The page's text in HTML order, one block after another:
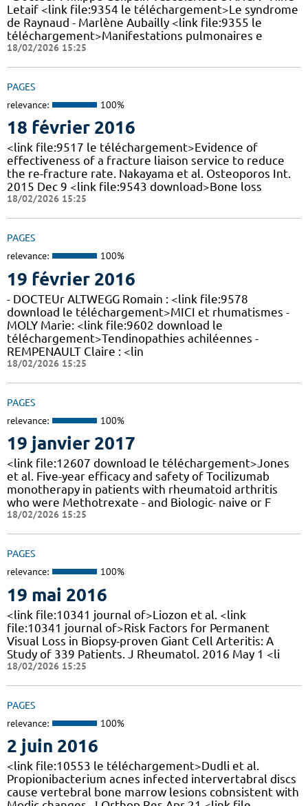
Letaif <link file:9354 le téléchargement>Le syndrome
de Raynaud - Marlène Aubailly <link file:9355 le
téléchargement>Manifestations pulmonaires e
18/02/2026 15:25
PAGES
relevance: 100%
18 février 2016
<link file:9517 le téléchargement>Evidence of
effectiveness of a fracture liaison service to reduce
the re-fracture rate. Nakayama et al. Osteoporos Int.
2015 Dec 9 <link file:9543 download>Bone loss
18/02/2026 15:25
PAGES
relevance: 100%
19 février 2016
- DOCTEUr ALTWEGG Romain : <link file:9578
download le téléchargement>MICI et rhumatismes -
MOLY Marie: <link file:9602 download le
téléchargement>Tendinopathies achiléennes -
REMPENAULT Claire : <lin
18/02/2026 15:25
PAGES
relevance: 100%
19 janvier 2017
<link file:12607 download le téléchargement>Jones
et al. Five-year efficacy and safety of Tocilizumab
monotherapy in patients with rheumatoid arthritis
who were Methotrexate - and Biologic- naive or F
18/02/2026 15:25
PAGES
relevance: 100%
19 mai 2016
<link file:10341 journal of>Liozon et al. <link
file:10341 journal of>Risk Factors for Permanent
Visual Loss in Biopsy-proven Giant Cell Arteritis: A
Study of 339 Patients. J Rheumatol. 2016 May 1 <li
18/02/2026 15:25
PAGES
relevance: 100%
2 juin 2016
<link file:10553 le téléchargement>Dudli et al.
Propionibacterium acnes infected intervertabral discs
cause vertebral bone marrow lesions cobnsistent with